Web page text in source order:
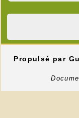
Propulsé par